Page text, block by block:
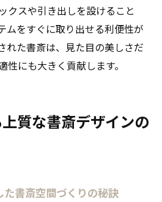
クスや引き出しを設けること
ムをすぐに取り出せる利便性が
れた書斎は、見た目の美しさだ
性にも大きく貢献します。
質な書斎デザインの
書斎空間づくりの秘訣